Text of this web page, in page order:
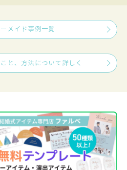
メイド事例一覧
と、方法について詳しく